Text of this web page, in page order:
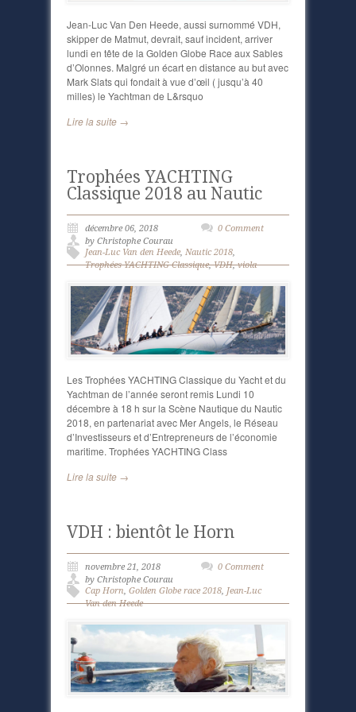
Jean-Luc Van Den Heede, aussi surnommé VDH,
skipper de Matmut, devrait, sauf incident, arriver
lundi en tête de la Golden Globe Race aux Sables
d’Olonnes. Malgré un écart en distance au but avec
Mark Slats qui fondait à vue d’œil ( jusqu’à 40
milles) le Yachtman de L&rsquo
Lire la suite →
Trophées YACHTING
Classique 2018 au Nautic
décembre 06, 2018
by Christophe Courau
Jean-Luc Van den Heede, Nautic 2018,
Trophées YACHTING Classique,VDH,viola
0 Comment
Les Trophées YACHTING Classique du Yacht et du
Yachtman de l’année seront remis Lundi 10
décembre à 18 h sur la Scène Nautique du Nautic
2018, en partenariat avec Mer Angels, le Réseau
d’Investisseurs et d’Entrepreneurs de l’économie
maritime. Trophées YACHTING Class
Lire la suite →
VDH : bientôt le Horn
novembre 21, 2018
by Christophe Courau
Cap Horn, Golden Globe race 2018, Jean-Luc
Van den Heede
0 Comment